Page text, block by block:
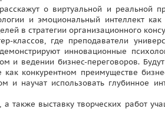
о виртуальной и реальной
и эмоциональный интеллект
в стратегии организационного
классов, где преподаватели
инновационные
и ведении бизнес-переговоров.
конкурентном преимуществе
и научат использовать глубинное
также выставку творческих работ